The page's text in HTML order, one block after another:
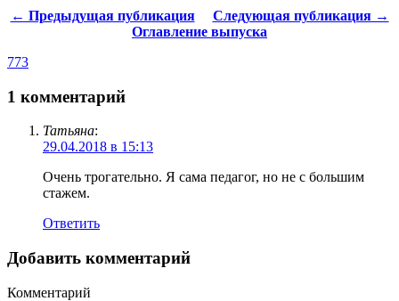
← Предыдущая публикация
Следующая публикация →
Оглавление выпуска
773
1 комментарий
Татьяна:
29.04.2018 в 15:13
Очень трогательно. Я сама педагог, но не с большим
стажем.
Ответить
Добавить комментарий
Комментарий